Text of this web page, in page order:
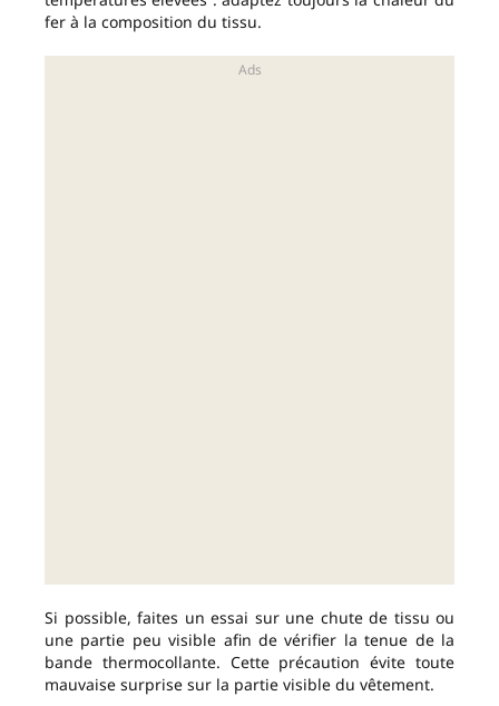
fer à la composition du tissu.
Si possible, faites un essai sur une chute de tissu ou
une partie peu visible afin de vérifier la tenue de la
bande thermocollante. Cette précaution évite toute
mauvaise surprise sur la partie visible du vêtement.